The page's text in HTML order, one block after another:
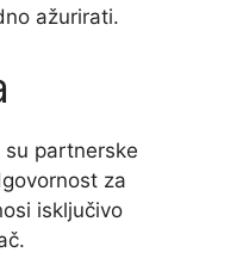
ažurirati.
su partnerske
za
isključivo